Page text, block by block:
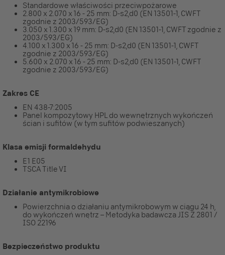
Standardowe właściwości przeciwpożarowe
2.800 x 2.070 x 16 - 25 mm: D-s2,d0 (EN 13501-1, CWFT
zgodnie z 2003/593/EG)
3.050 x 1.300 x 19 mm: D-s2,d0 (EN 13501-1, CWFT zgodnie z
2003/593/EG)
4.100 x 1.300 x 16 - 25 mm: D-s2,d0 (EN 13501-1, CWFT
zgodnie z 2003/593/EG)
5.600 x 2.070 x 16 - 25 mm: D-s2,d0 (EN 13501-1, CWFT
zgodnie z 2003/593/EG)
Zakres CE
EN 438-7:2005
Panel kompozytowy HPL do wewnętrznych wykończeń
ścian i sufitów (w tym sufitów podwieszanych)
Klasa emisji formaldehydu
E1 E05
TSCA Title VI
Działanie antymikrobiowe
Powierzchnia o działaniu antymikrobowym w ciągu 24 h,
do wykończeń wnętrz – Metodyka badawcza JIS Z 2801 /
ISO 22196
Bezpieczeństwo produktu